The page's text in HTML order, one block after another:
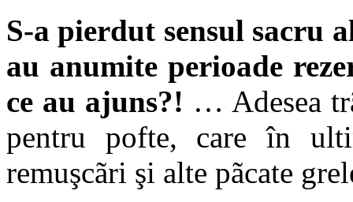
S-a pierdut sensul sacru
au anumite perioade
ce au ajuns?! … Adesea
pentru pofte, care în
remuşcãri şi alte pãcate